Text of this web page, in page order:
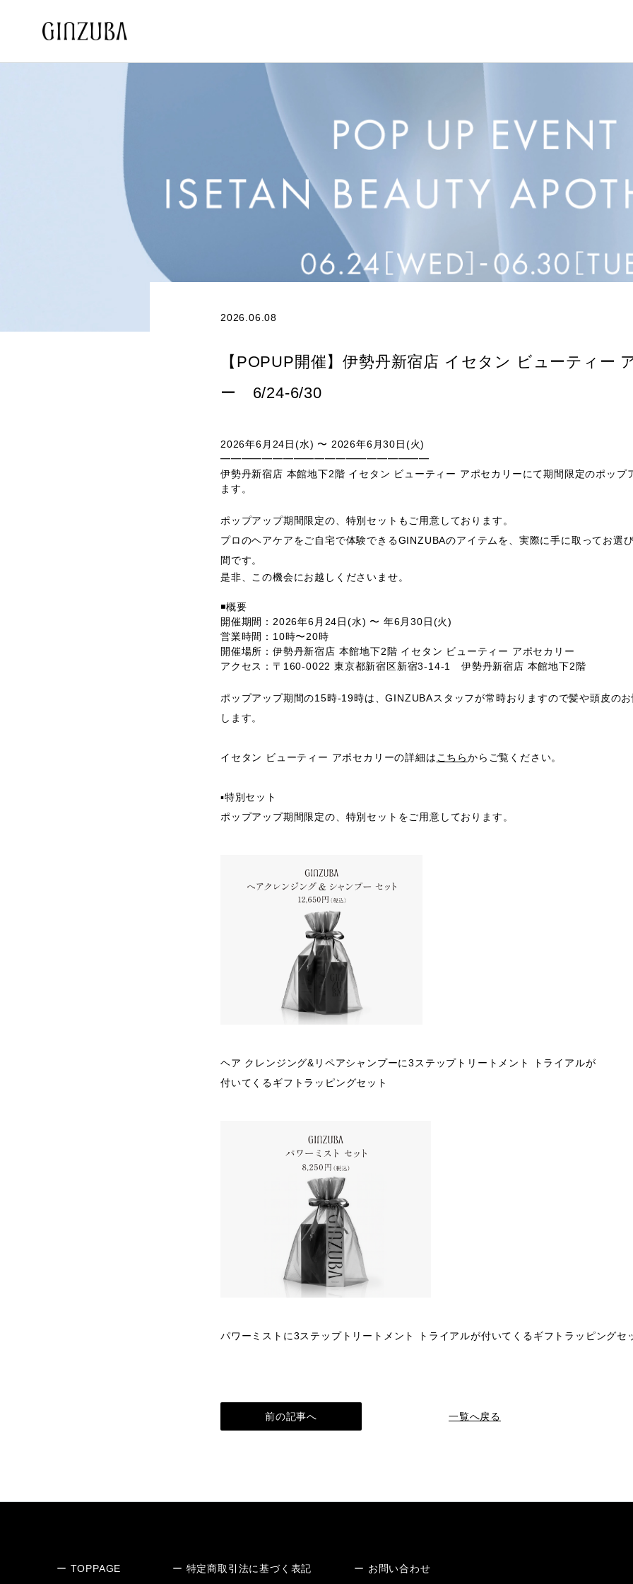
2026.06.08
【POPUP開催】伊勢丹新宿店 イセタン ビューティー
ー 6/24-6/30
2026年6月24日(水) 〜 2026年6月30日(火)
━━━━━━━━━━━━━━━━━━━━
伊勢丹新宿店 本館地下2階 イセタン ビューティー アポセカリーにて期間限定のポップ
ます。
ポップアップ期間限定の、特別セットもご用意しております。
プロのヘアケアをご自宅で体験できるGINZUBAのアイテムを、実際に手に取ってお選
間です。
是非、この機会にお越しくださいませ。
◾️概要
開催期間： 2026年6月24日(水) 〜 年6月30日(火)
営業時間： 10時〜20時
開催場所 ：伊勢丹新宿店 本館地下2階 イセタン ビューティー アポセカリー
アクセス ：〒160-0022 東京都新宿区新宿3-14-1 伊勢丹新宿店 本館地下2階
ポップアップ期間の15時-19時は、GINZUBAスタッフが常時おりますので髪や頭皮の
します。
イセタン ビューティー アポセカリーの詳細は こちらからご覧ください。
▪️特別セット
ポップアップ期間限定の、特別セットをご用意しております。
ヘア クレンジング&リペアシャンプーに3ステップトリートメント トライアルが
付いてくるギフトラッピングセット
パワーミストに3ステップトリートメント トライアルが付いてくるギフトラッピングセ
前の記事へ 一覧へ戻る
ー TOPPAGE ー 特定商取引法に基づく表記 ー お問い合わせ